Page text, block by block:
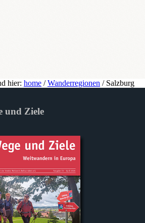
hier: home /Wanderregionen / Salzburg
und Ziele